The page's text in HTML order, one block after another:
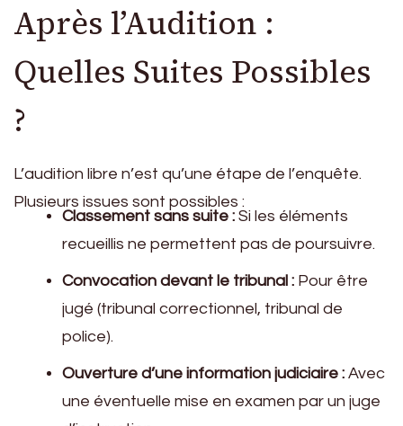
Après l’Audition :
Quelles Suites Possibles
?
L’audition libre n’est qu’une étape de l’enquête.
Plusieurs issues sont possibles :
Classement sans suite : Si les éléments
recueillis ne permettent pas de poursuivre.
Convocation devant le tribunal : Pour être
jugé (tribunal correctionnel, tribunal de
police).
Ouverture d’une information judiciaire : Avec
une éventuelle mise en examen par un juge